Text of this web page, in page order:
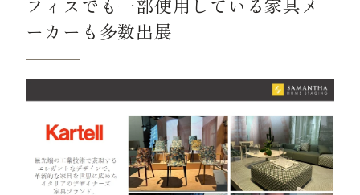
フィスでも一部使用している家具メ
ーカーも多数出展